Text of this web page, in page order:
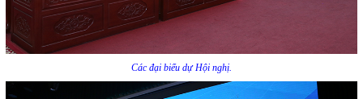
Các đại biểu dự Hội nghị.